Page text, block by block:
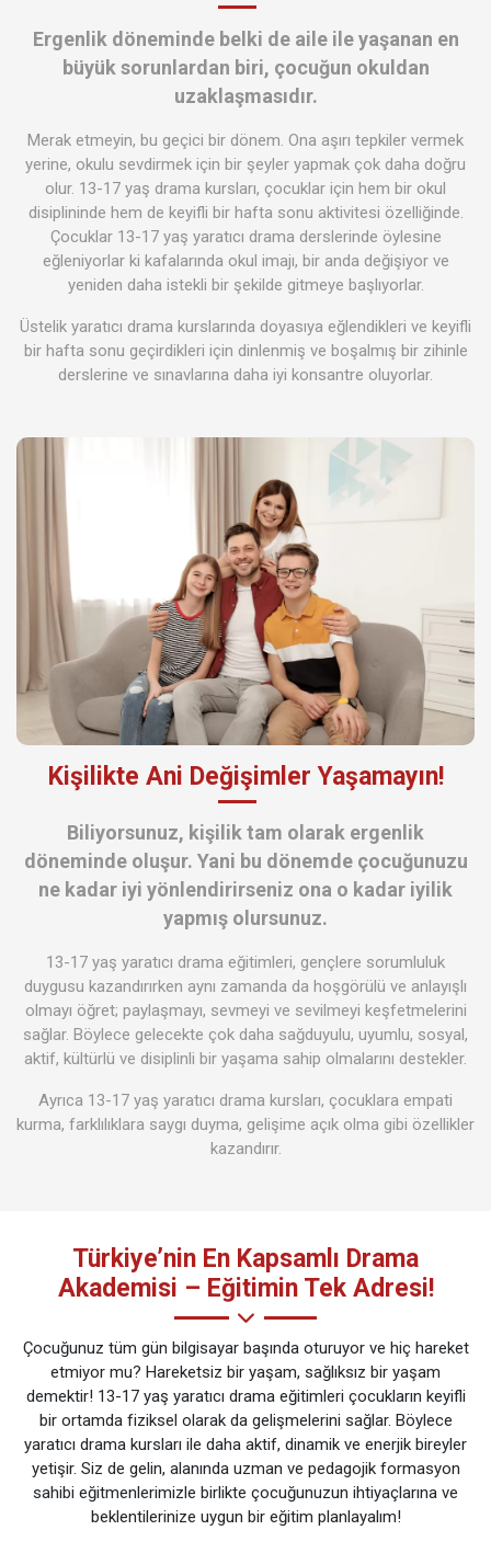
Ergenlik döneminde belki de aile ile yaşanan en
büyük sorunlardan biri, çocuğun okuldan
uzaklaşmasıdır.
Merak etmeyin, bu geçici bir dönem. Ona aşırı tepkiler vermek
yerine, okulu sevdirmek için bir şeyler yapmak çok daha doğru
olur. 13-17 yaş drama kursları, çocuklar için hem bir okul
disiplininde hem de keyifli bir hafta sonu aktivitesi özelliğinde.
Çocuklar 13-17 yaş yaratıcı drama derslerinde öylesine
eğleniyorlar ki kafalarında okul imajı, bir anda değişiyor ve
yeniden daha istekli bir şekilde gitmeye başlıyorlar.
Üstelik yaratıcı drama kurslarında doyasıya eğlendikleri ve keyifli
bir hafta sonu geçirdikleri için dinlenmiş ve boşalmış bir zihinle
derslerine ve sınavlarına daha iyi konsantre oluyorlar.
Kişilikte Ani Değişimler Yaşamayın!
Biliyorsunuz, kişilik tam olarak ergenlik
döneminde oluşur. Yani bu dönemde çocuğunuzu
ne kadar iyi yönlendirirseniz ona o kadar iyilik
yapmış olursunuz.
13-17 yaş yaratıcı drama eğitimleri, gençlere sorumluluk
duygusu kazandırırken aynı zamanda da hoşgörülü ve anlayışlı
olmayı öğret; paylaşmayı, sevmeyi ve sevilmeyi keşfetmelerini
sağlar. Böylece gelecekte çok daha sağduyulu, uyumlu, sosyal,
aktif, kültürlü ve disiplinli bir yaşama sahip olmalarını destekler.
Ayrıca 13-17 yaş yaratıcı drama kursları, çocuklara empati
kurma, farklılıklara saygı duyma, gelişime açık olma gibi özellikler
kazandırır.
Türkiye’nin En Kapsamlı Drama
Akademisi – Eğitimin Tek Adresi!
Çocuğunuz tüm gün bilgisayar başında oturuyor ve hiç hareket
etmiyor mu? Hareketsiz bir yaşam, sağlıksız bir yaşam
demektir! 13-17 yaş yaratıcı drama eğitimleri çocukların keyifli
bir ortamda fiziksel olarak da gelişmelerini sağlar. Böylece
yaratıcı drama kursları ile daha aktif, dinamik ve enerjik bireyler
yetişir. Siz de gelin, alanında uzman ve pedagojik formasyon
sahibi eğitmenlerimizle birlikte çocuğunuzun ihtiyaçlarına ve
beklentilerinize uygun bir eğitim planlayalım!